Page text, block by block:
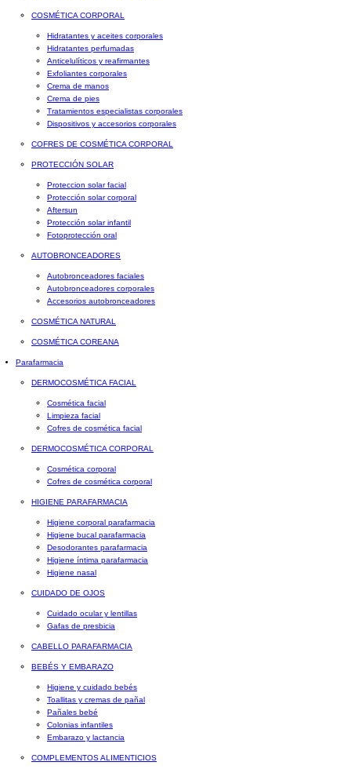
COSMÉTICA CORPORAL
Hidratantes y aceites corporales
Hidratantes perfumadas
Anticelulíticos y reafirmantes
Exfoliantes corporales
Crema de manos
Crema de pies
Tratamientos especialistas corporales
Dispositivos y accesorios corporales
COFRES DE COSMÉTICA CORPORAL
PROTECCIÓN SOLAR
Proteccion solar facial
Protección solar corporal
Aftersun
Protección solar infantil
Fotoprotección oral
AUTOBRONCEADORES
Autobronceadores faciales
Autobronceadores corporales
Accesorios autobronceadores
COSMÉTICA NATURAL
COSMÉTICA COREANA
Parafarmacia
DERMOCOSMÉTICA FACIAL
Cosmética facial
Limpieza facial
Cofres de cosmética facial
DERMOCOSMÉTICA CORPORAL
Cosmética corporal
Cofres de cosmética corporal
HIGIENE PARAFARMACIA
Higiene corporal parafarmacia
Higiene bucal parafarmacia
Desodorantes parafarmacia
Higiene íntima parafarmacia
Higiene nasal
CUIDADO DE OJOS
Cuidado ocular y lentillas
Gafas de presbicia
CABELLO PARAFARMACIA
BEBÉS Y EMBARAZO
Higiene y cuidado bebés
Toallitas y cremas de pañal
Pañales bebé
Colonias infantiles
Embarazo y lactancia
COMPLEMENTOS ALIMENTICIOS